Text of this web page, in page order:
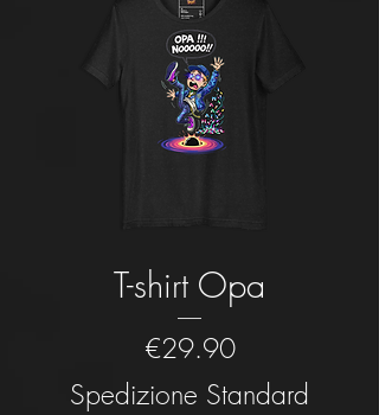
T-shirt Opa
Price
€29.90
Spedizione Standard